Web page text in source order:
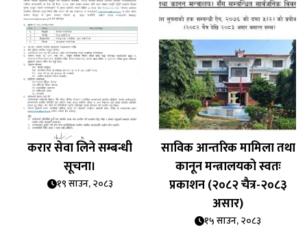
करार सेवा लिने सम्बन्धी
सूचना।
१९ साउन, २०८३
साविक आन्तरिक मामिला तथा
कानून मन्त्रालयको स्वतः
प्रकाशन (२०८२ चैत्र-२०८३
असार)
१५ साउन, २०८३